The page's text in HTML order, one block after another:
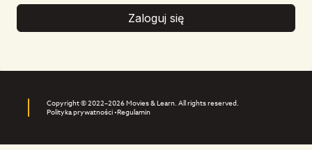
Zaloguj się
Copyright © 2022–2026 Movies & Learn. All rights reserved.
Polityka prywatności •Regulamin